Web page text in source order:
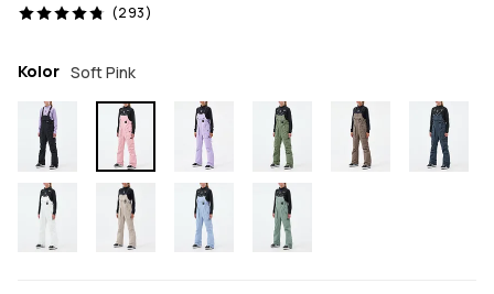
(293)
293 recenzje, 4.8/5
Kolor Soft Pink